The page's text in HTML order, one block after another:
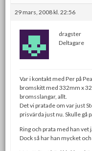
29 mars, 2008 kl. 22:56
dragster
Deltagare
Var i kontakt med Per på
bromskitt med 332mm x
bromsslangar, allt.
Det vi pratade om var just
prisvärda just nu. Skulle gå
Ring och prata med han
Dock så har han mycket